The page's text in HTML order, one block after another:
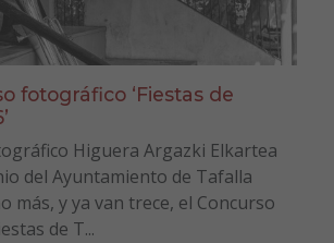
fotográfico ‘Fiestas de
Higuera Argazki Elkartea
del Ayuntamiento de Tafalla
más, y ya van trece, el Concurso
de T...